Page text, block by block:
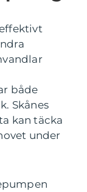
både
Skånes
kan täcka
under